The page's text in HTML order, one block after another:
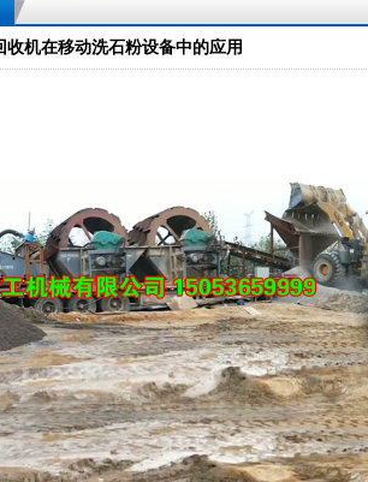
收机在移动洗石粉设备中的应用